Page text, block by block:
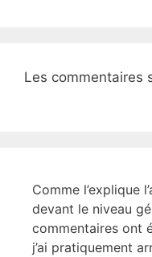
Les commentaires
Comme l’explique
devant le niveau
commentaires ont
j’ai pratiquement